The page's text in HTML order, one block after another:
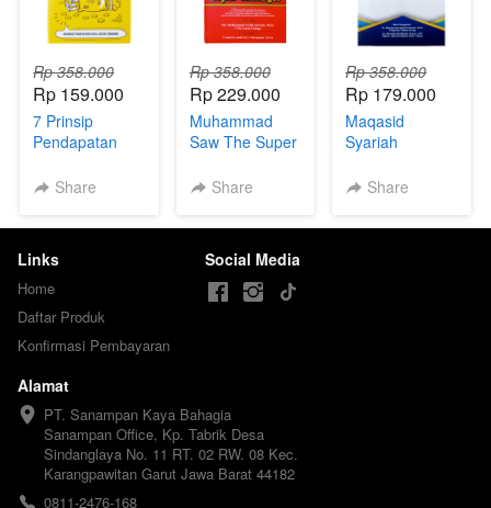
Rp 358.000
Rp 159.000
7 Prinsip
Pendapatan
Share
Rp 358.000
Rp 229.000
Muhammad
Saw The Super
Manager
Share
Rp 358.000
Rp 179.000
Maqasid
Syariah
Share
Links
Home
Daftar Produk
Konfirmasi Pembayaran
Social Media
Alamat
PT. Sanampan Kaya Bahagia
Sanampan Office, Kp. Tabrik Desa
Sindanglaya No. 11 RT. 02 RW. 08 Kec.
Karangpawitan Garut Jawa Barat 44182
0811-2476-168